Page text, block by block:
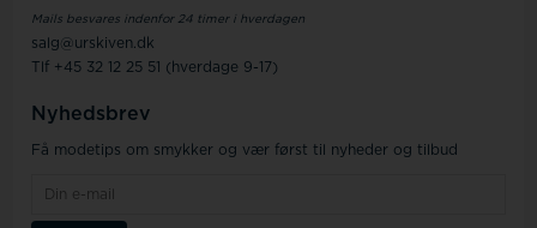
Mails besvares indenfor 24 timer i hverdagen
salg@urskiven.dk
Tlf +45 32 12 25 51 (hverdage 9-17)
Nyhedsbrev
Få modetips om smykker og vær først til nyheder og tilbud